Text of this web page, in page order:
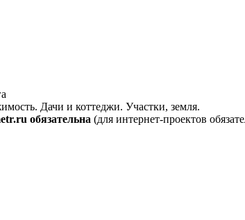
Дачи и коттеджи. Участки, земля.
обязательна (для интернет-проектов